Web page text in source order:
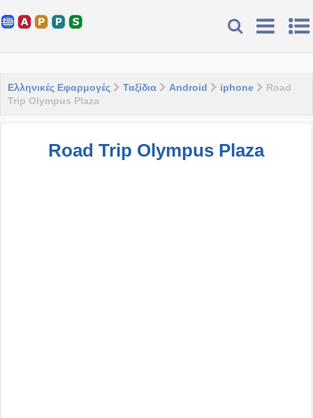
Ελληνικές Εφαρμογές Ταξίδια Android iphone
Road
Trip Olympus Plaza
Road Trip Olympus Plaza